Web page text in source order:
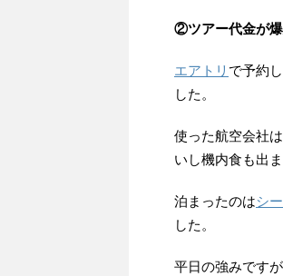
②ツアー代金が
エアトリ で予約
した。
使った航空会社
いし機内食も出ま
泊まったのはシ
した。
平日の強みです